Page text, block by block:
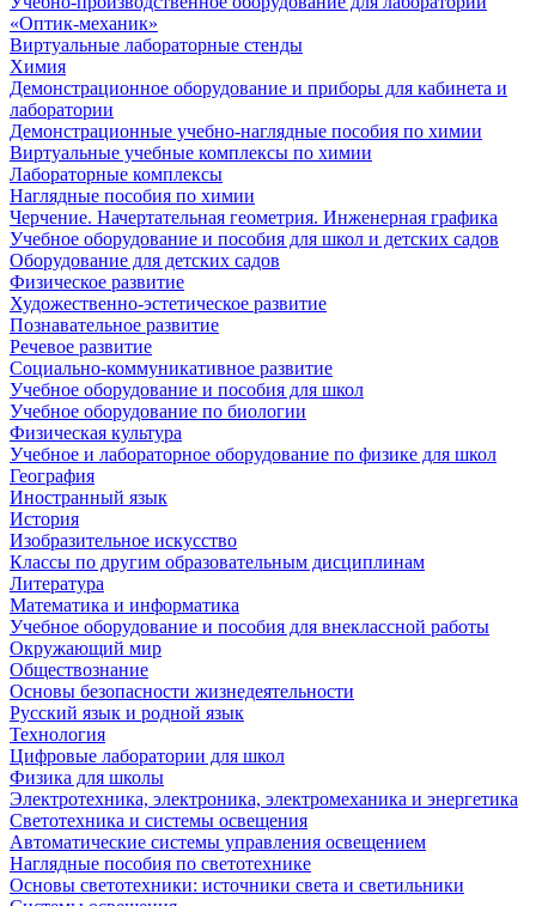
«Оптик-механик»
Виртуальные лабораторные стенды
Химия
Демонстрационное оборудование и приборы для кабинета и
лаборатории
Демонстрационные учебно-наглядные пособия по химии
Виртуальные учебные комплексы по химии
Лабораторные комплексы
Наглядные пособия по химии
Черчение. Начертательная геометрия. Инженерная графика
Учебное оборудование и пособия для школ и детских садов
Оборудование для детских садов
Физическое развитие
Художественно-эстетическое развитие
Познавательное развитие
Речевое развитие
Социально-коммуникативное развитие
Учебное оборудование и пособия для школ
Учебное оборудование по биологии
Физическая культура
Учебное и лабораторное оборудование по физике для школ
География
Иностранный язык
История
Изобразительное искусство
Классы по другим образовательным дисциплинам
Литература
Математика и информатика
Учебное оборудование и пособия для внеклассной работы
Окружающий мир
Обществознание
Основы безопасности жизнедеятельности
Русский язык и родной язык
Технология
Цифровые лаборатории для школ
Физика для школы
Электротехника, электроника, электромеханика и энергетика
Светотехника и системы освещения
Автоматические системы управления освещением
Наглядные пособия по светотехнике
Основы светотехники: источники света и светильники